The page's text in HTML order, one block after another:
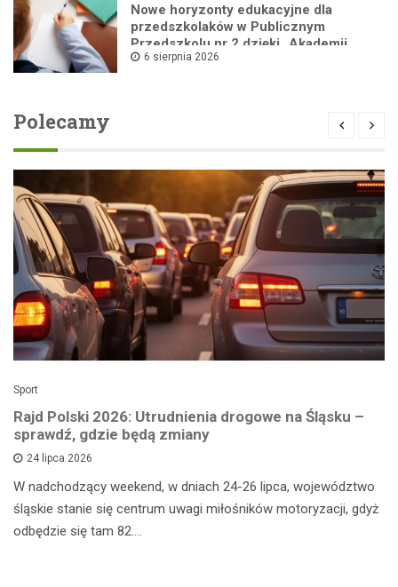
Nowe horyzonty edukacyjne dla
przedszkolaków w Publicznym
Przedszkolu nr 2 dzięki „Akademii
Super Przedszkolaka”
6 sierpnia 2026
Polecamy
Sport
Rajd Polski 2026: Utrudnienia drogowe na Śląsku –
sprawdź, gdzie będą zmiany
24 lipca 2026
W nadchodzący weekend, w dniach 24-26 lipca, województwo
śląskie stanie się centrum uwagi miłośników motoryzacji, gdyż
odbędzie się tam 82.…